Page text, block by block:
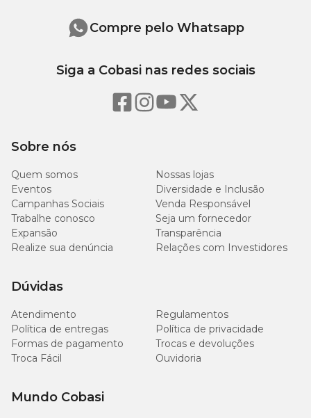
Sobre nós
Quem somos
Nossas lojas
Eventos
Diversidade e Inclusão
Campanhas Sociais
Venda Responsável
Trabalhe conosco
Seja um fornecedor
Expansão
Transparência
Realize sua denúncia
Relações com Investidores
Dúvidas
Atendimento
Regulamentos
Política de entregas
Política de privacidade
Formas de pagamento
Trocas e devoluções
Troca Fácil
Ouvidoria
Mundo Cobasi
Compre pelo Whatsapp
Siga a Cobasi nas redes sociais